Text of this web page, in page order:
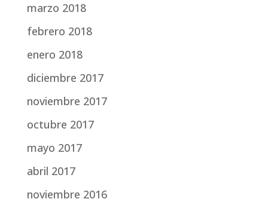
marzo 2018
febrero 2018
enero 2018
diciembre 2017
noviembre 2017
octubre 2017
mayo 2017
abril 2017
noviembre 2016